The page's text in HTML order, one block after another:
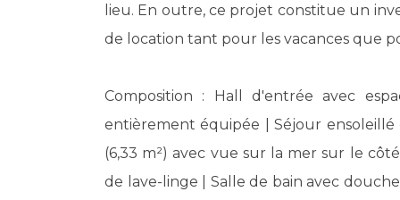
lieu. En outre, ce projet constitue un
de location tant pour les vacances que
Composition : Hall d'entrée avec
entièrement équipée | Séjour
(6,33 m²) avec vue sur la mer sur le
de lave-linge | Salle de bain avec